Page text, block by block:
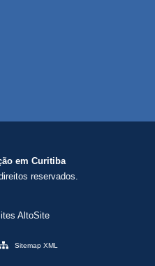
em Curitiba
reservados.
AltoSite
Sitemap XML